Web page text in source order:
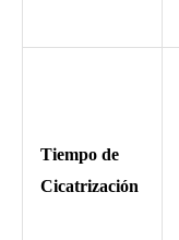
Tiempo de
Cicatrización